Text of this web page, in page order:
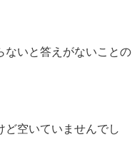
ないと答えがないことの
空いていませんでし